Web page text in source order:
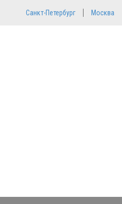
Санкт-Петербург Москва